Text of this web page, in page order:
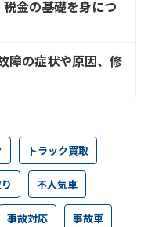
金の基礎を身につ
障の症状や原因、修
トラック買取
不人気車
事故対応 事故車